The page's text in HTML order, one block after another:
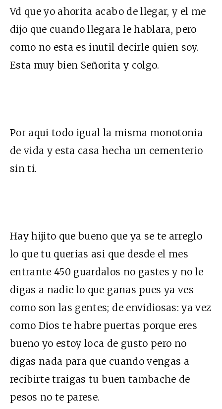
Vd que yo ahorita acabo de llegar, y el me
dijo que cuando llegara le hablara, pero
como no esta es inutil decirle quien soy.
Esta muy bien Señorita y colgo.
Por aqui todo igual la misma monotonia
de vida y esta casa hecha un cementerio
sin ti.
Hay hijito que bueno que ya se te arreglo
lo que tu querias asi que desde el mes
entrante 450 guardalos no gastes y no le
digas a nadie lo que ganas pues ya ves
como son las gentes; de envidiosas: ya vez
como Dios te habre puertas porque eres
bueno yo estoy loca de gusto pero no
digas nada para que cuando vengas a
recibirte traigas tu buen tambache de
pesos no te parese.